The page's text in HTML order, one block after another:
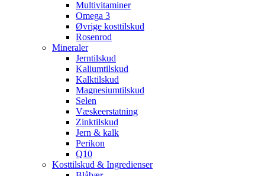
Multivitaminer
Omega 3
Øvrige kosttilskud
Rosenrod
Mineraler
Jerntilskud
Kaliumtilskud
Kalktilskud
Magnesiumtilskud
Selen
Væskeerstatning
Zinktilskud
Jern & kalk
Perikon
Q10
Kosttilskud & Ingredienser